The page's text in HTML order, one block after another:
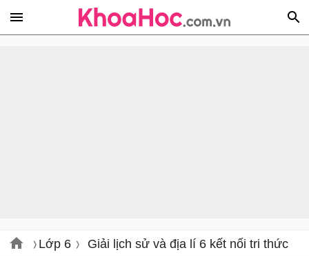
Lớp 6 Giải lịch sử và địa lí 6 kết nối tri thức